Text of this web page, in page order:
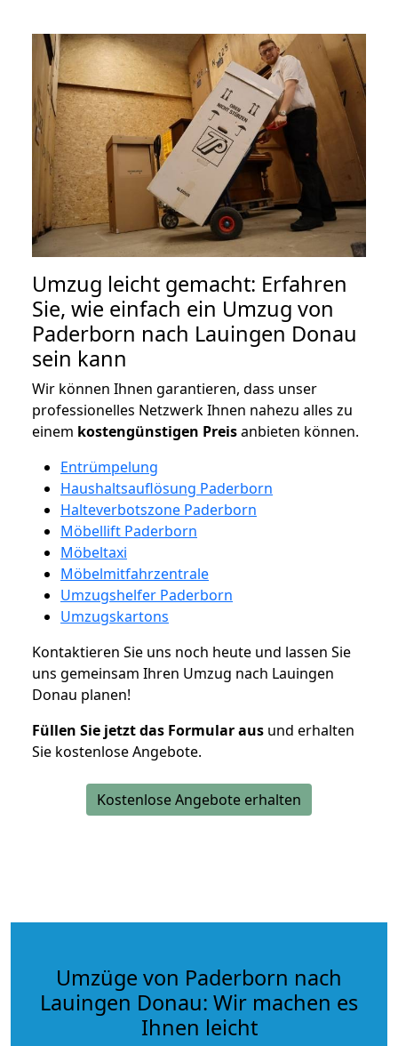
Umzug leicht gemacht: Erfahren
Sie, wie einfach ein Umzug von
Paderborn nach Lauingen Donau
sein kann
Wir können Ihnen garantieren, dass unser
professionelles Netzwerk Ihnen nahezu alles zu
einem kostengünstigen Preisanbieten können.
Entrümpelung
Haushaltsauflösung Paderborn
Halteverbotszone Paderborn
Möbellift Paderborn
Möbeltaxi
Möbelmitfahrzentrale
Umzugshelfer Paderborn
Umzugskartons
Kontaktieren Sie uns noch heute und lassen Sie
uns gemeinsam Ihren Umzug nach Lauingen
Donau planen!
Füllen Sie jetzt das Formular aus und erhalten
Sie kostenlose Angebote.
Kostenlose Angebote erhalten
Umzüge von Paderborn nach
Lauingen Donau: Wir machen es
Ihnen leicht